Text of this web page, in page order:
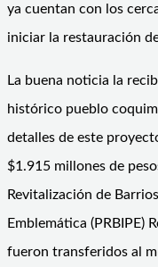
ya cuentan con los
iniciar la restauración
La buena noticia la
histórico pueblo
detalles de este
$1.915 millones de
Revitalización de
Emblemática (PRBIPE)
fueron transferidos al